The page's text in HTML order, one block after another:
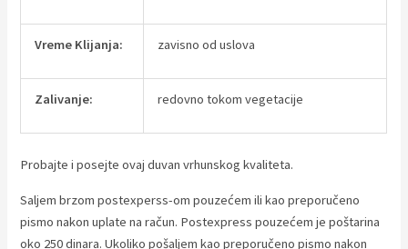
Vreme Klijanja: zavisno od uslova
Zalivanje: redovno tokom vegetacije
Probajte i posejte ovaj duvan vrhunskog kvaliteta.
Saljem brzom postexperss-om pouzećem ili kao preporučeno
pismo nakon uplate na račun. Postexpress pouzećem je poštarina
oko 250 dinara. Ukoliko pošaljem kao preporučeno pismo nakon